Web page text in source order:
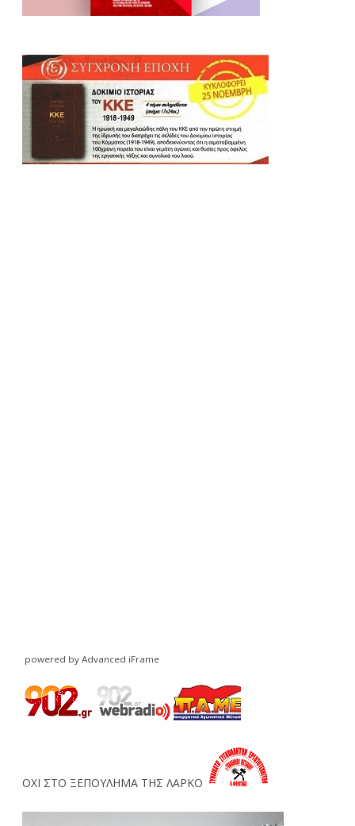
powered by Advanced iFrame
ΟΧΙ ΣΤΟ ΞΕΠΟΥΛΗΜΑ ΤΗΣ ΛΑΡΚΟ